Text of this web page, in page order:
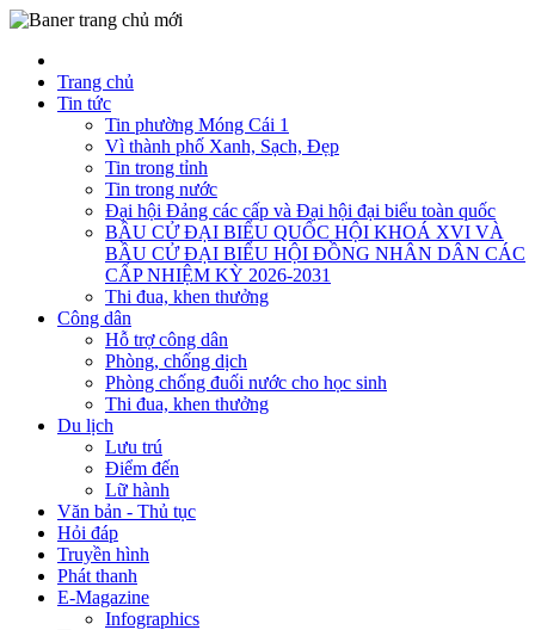
Trang chủ
Tin tức
Tin phường Móng Cái 1
Vì thành phố Xanh, Sạch, Đẹp
Tin trong tỉnh
Tin trong nước
Đại hội Đảng các cấp và Đại hội đại biểu toàn quốc
BẦU CỬ ĐẠI BIỂU QUỐC HỘI KHOÁ XVI VÀ
BẦU CỬ ĐẠI BIỂU HỘI ĐỒNG NHÂN DÂN CÁC
CẤP NHIỆM KỲ 2026-2031
Thi đua, khen thưởng
Công dân
Hỗ trợ công dân
Phòng, chống dịch
Phòng chống đuối nước cho học sinh
Thi đua, khen thưởng
Du lịch
Lưu trú
Điểm đến
Lữ hành
Văn bản - Thủ tục
Hỏi đáp
Truyền hình
Phát thanh
E-Magazine
Infographics